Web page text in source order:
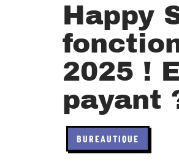
Happy
2025 !
payant
BUREAUTIQUE